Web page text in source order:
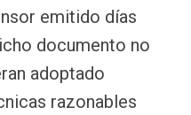
emitido días
documento no
adoptado
razonables